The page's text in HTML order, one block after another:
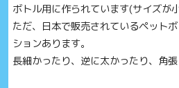
ボトル用に作られています(サイズが
ただ、日本で販売されているペット
ションあります。
長細かったり、逆に太かったり、角張